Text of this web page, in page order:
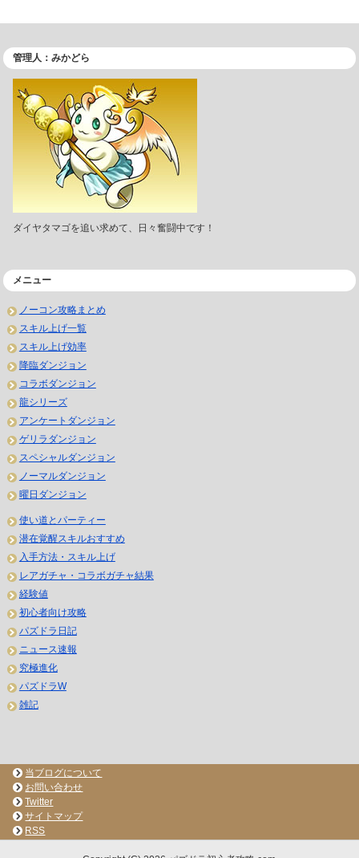
管理人：みかどら
ダイヤタマゴを追い求めて、日々奮闘中です！
メニュー
ノーコン攻略まとめ
スキル上げ一覧
スキル上げ効率
降臨ダンジョン
コラボダンジョン
龍シリーズ
アンケートダンジョン
ゲリラダンジョン
スペシャルダンジョン
ノーマルダンジョン
曜日ダンジョン
使い道とパーティー
潜在覚醒スキルおすすめ
入手方法・スキル上げ
レアガチャ・コラボガチャ結果
経験値
初心者向け攻略
パズドラ日記
ニュース速報
究極進化
パズドラW
雑記
当ブログについて
お問い合わせ
Twitter
サイトマップ
RSS